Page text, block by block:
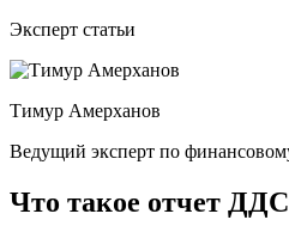
Эксперт статьи
Тимур Амерханов
Ведущий эксперт по
Что такое отчет